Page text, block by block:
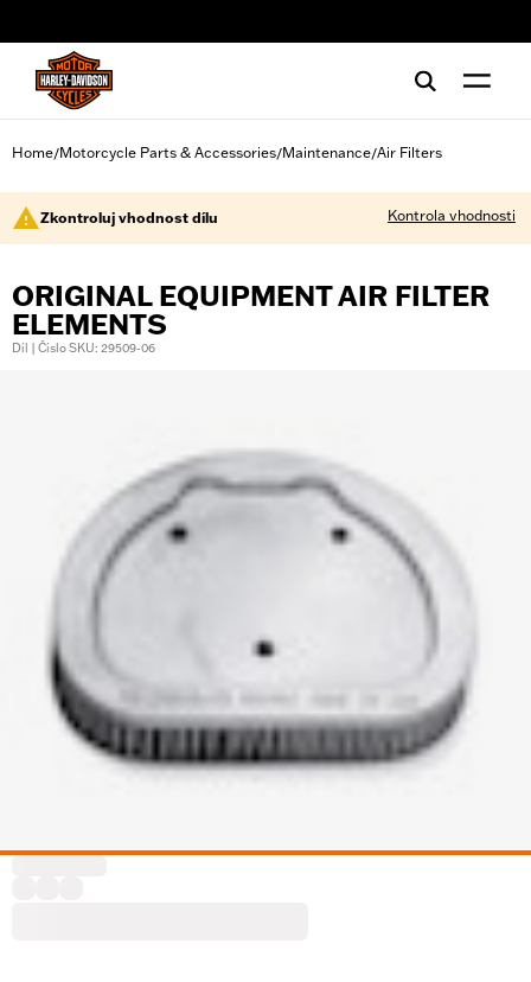
Home/Motorcycle Parts & Accessories/Maintenance/Air Filters
Zkontroluj vhodnost dílu Kontrola vhodnosti
ORIGINAL EQUIPMENT AIR FILTER
ELEMENTS
Díl | Číslo SKU: 29509-06